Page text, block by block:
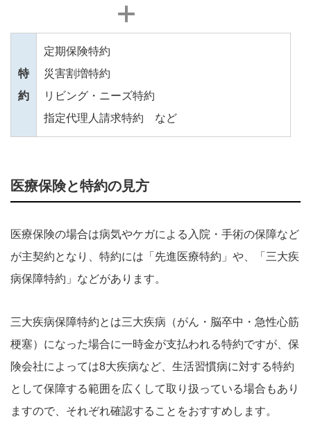
特
約
定期保険特約
災害割増特約
リビング・ニーズ特約
指定代理人請求特約 など
医療保険と特約の見方
医療保険の場合は病気やケガによる入院・手術の保障など
が主契約となり、特約には「先進医療特約」や、「三大疾
病保障特約」などがあります。
三大疾病保障特約とは三大疾病（がん・脳卒中・急性心筋
梗塞）になった場合に一時金が支払われる特約ですが、保
険会社によっては8大疾病など、生活習慣病に対する特約
として保障する範囲を広くして取り扱っている場合もあり
ますので、それぞれ確認することをおすすめします。